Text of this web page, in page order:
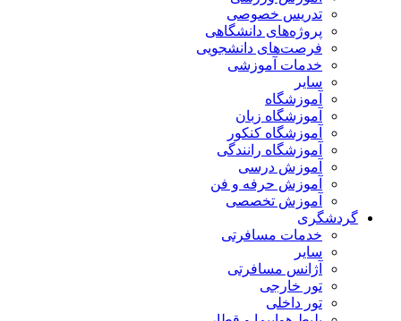
تدریس خصوصی
پروژه‌های دانشگاهی
فرصت‌های دانشجویی
خدمات آموزشی
سایر
آموزشگاه
آموزشگاه زبان
آموزشگاه کنکور
آموزشگاه رانندگی
آموزش درسی
آموزش حرفه و فن
آموزش تخصصی
گردشگری
خدمات مسافرتی
سایر
آژانس مسافرتی
تور خارجی
تور داخلی